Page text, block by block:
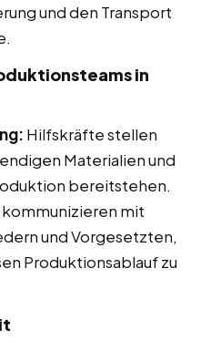
und den Transport
in
Hilfskräfte stellen
Materialien und
bereitstehen.
kommunizieren mit
und Vorgesetzten,
Produktionsablauf zu